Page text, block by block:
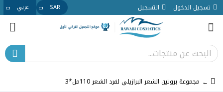
تسجيل الدخول التسجيل SAR عربي
مجموعة بروتين الشعر البرازيلي لفرد الشعر 110مل*3